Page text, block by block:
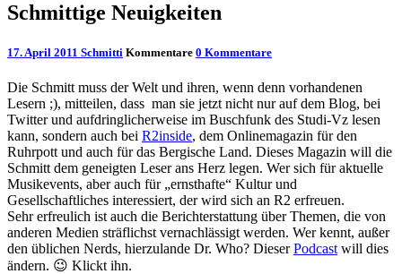
Schmittige Neuigkeiten
17. April 2011 Schmitti Kommentare 0 Kommentare
Die Schmitt muss der Welt und ihren, wenn denn vorhandenen
Lesern ;), mitteilen, dass man sie jetzt nicht nur auf dem Blog, bei
Twitter und aufdringlicherweise im Buschfunk des Studi-Vz lesen
kann, sondern auch bei R2inside, dem Onlinemagazin für den
Ruhrpott und auch für das Bergische Land. Dieses Magazin will die
Schmitt dem geneigten Leser ans Herz legen. Wer sich für aktuelle
Musikevents, aber auch für „ernsthafte“ Kultur und
Gesellschaftliches interessiert, der wird sich an R2 erfreuen.
Sehr erfreulich ist auch die Berichterstattung über Themen, die von
anderen Medien sträflichst vernachlässigt werden. Wer kennt, außer
den üblichen Nerds, hierzulande Dr. Who? DieserPodcast will dies
ändern. 😉 Klickt ihn.